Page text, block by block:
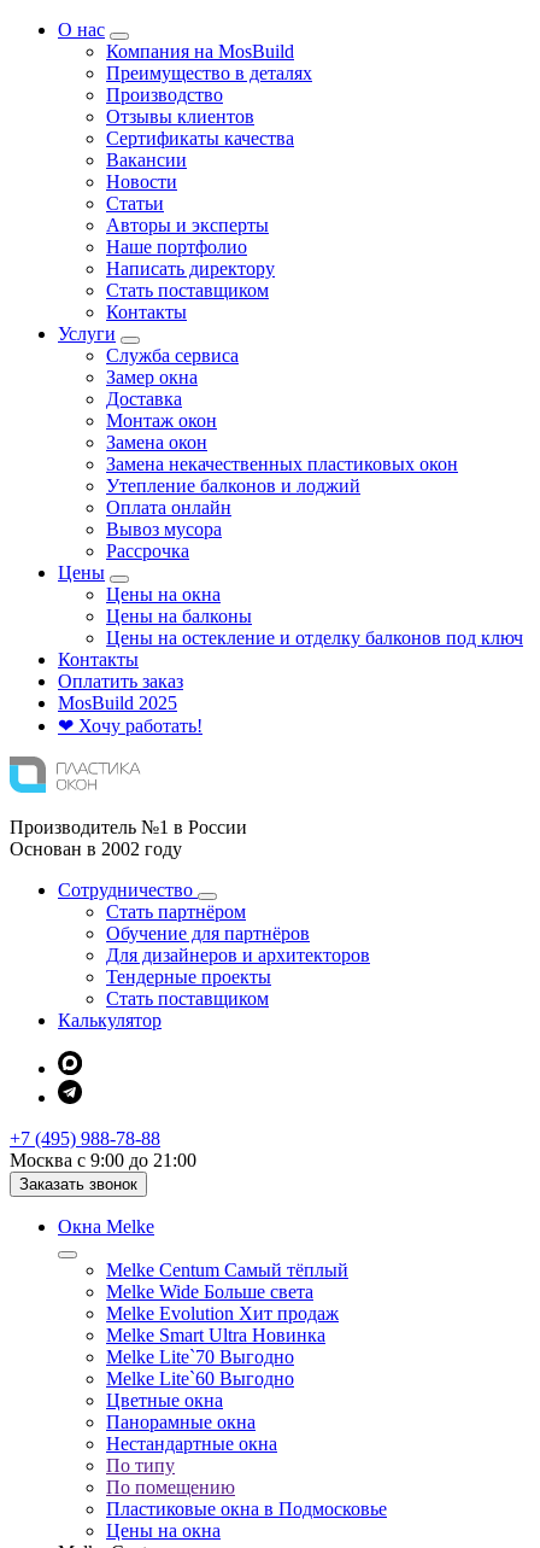
О нас
Компания на MosBuild
Преимущество в деталях
Производство
Отзывы клиентов
Сертификаты качества
Вакансии
Новости
Статьи
Авторы и эксперты
Нашe портфолио
Написать директору
Стать поставщиком
Контакты
Услуги
Служба сервиса
Замер окна
Доставка
Монтаж окон
Замена окон
Замена некачественных пластиковых окон
Утепление балконов и лоджий
Оплата онлайн
Вывоз мусора
Рассрочка
Цены
Цены на окна
Цены на балконы
Цены на остекление и отделку балконов под ключ
Контакты
Оплатить заказ
MosBuild 2025
❤ Хочу работать!
Производитель №1 в России
Основан в 2002 году
Сотрудничество
Стать партнёром
Обучение для партнёров
Для дизайнеров и архитекторов
Тендерные проекты
Стать поставщиком
Калькулятор
+7 (495) 988-78-88
Москва с 9:00 до 21:00
Заказать звонок
Окна Melke
Melke Centum Самый тёплый
Melke Wide Больше света
Melke Evolution Хит продаж
Melke Smart Ultra Новинка
Melke Lite`70 Выгодно
Melke Lite`60 Выгодно
Цветные окна
Панорамные окна
Нестандартные окна
По типу
По помещению
Пластиковые окна в Подмосковье
Цены на окна